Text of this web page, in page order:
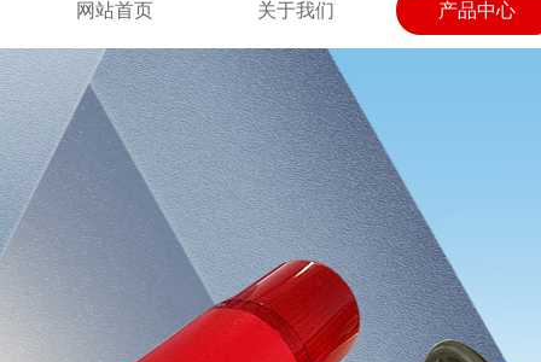
网站首页 关于我们 产品中心